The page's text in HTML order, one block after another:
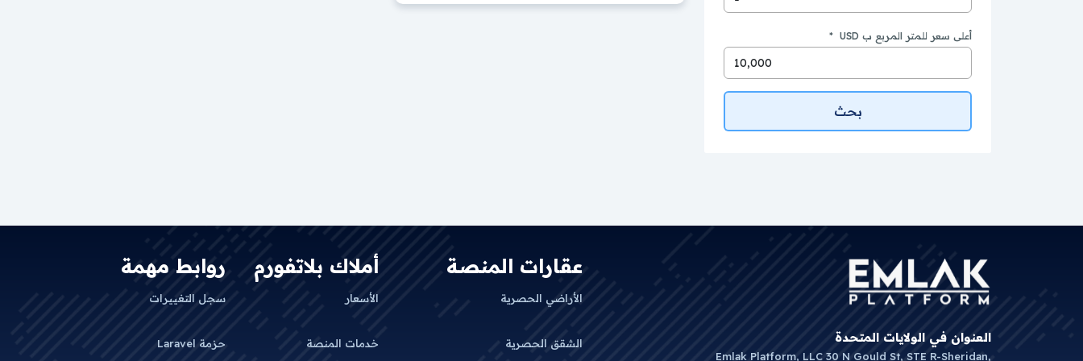
كيف أشتري قطعة أرض في تركيا دون الوقوع في قيود الملكية؟ ؟
كيف يُحسب سعر متر الأرض في تركيا عبر المناطق المختلفة؟ ؟
أعلى سعر للمتر المربع ب USD *
بحث
العنوان في الولايات المتحدة
Emlak Platform, LLC 30 N Gould St, STE R-Sheridan,
عقارات المنصة
الأراضي الحصرية
الشقق الحصرية
أملاك بلاتفورم
الأسعار
خدمات المنصة
روابط مهمة
سجل التغييرات
حزمة Laravel